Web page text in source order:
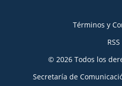
Términos y
RSS
© 2026 Todos los
Secretaría de